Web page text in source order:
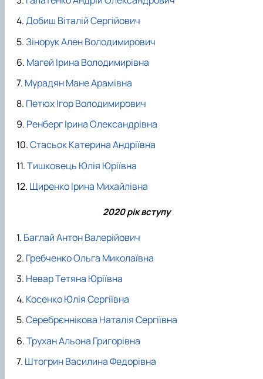
Добиш Віталій Сергійович
Зінорук Ален Володимирович
Магей Ірина Володимирівна
Мурадян Мане Арамівна
Петюх Ігор Володимирович
Ренберг Ірина Олександрівна
Стасьок Катерина Андріївна
Тишковець Юлія Юріївна
Щиренко Ірина Михайлівна
2020 рік вступу
Баглай Антон Валерійович
Гребченко Ольга Миколаївна
Невар Тетяна Юріївна
Косенко Юлія Сергіївна
Серебрєннікова Наталія Сергіївна
Трухан Альона Григорівна
Штогрин Василина Федорівна